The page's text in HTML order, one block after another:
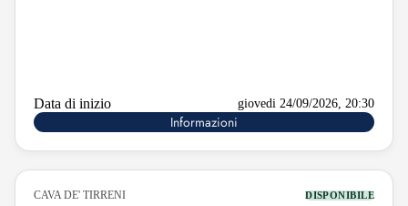
Data di inizio giovedi 24/09/2026, 20:30
Informazioni
CAVA DE' TIRRENI DISPONIBILE